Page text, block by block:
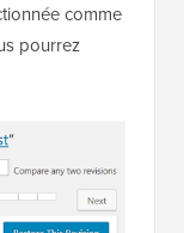
comme
pourrez